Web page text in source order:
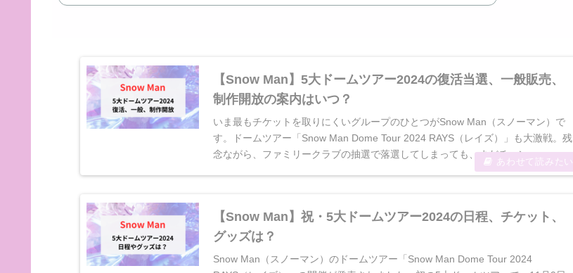
【Snow Man】5大ドームツアー2024の復活当選、一般販売、
制作開放の案内はいつ？
いま最もチケットを取りにくいグループのひとつがSnow Man（スノーマン）で
す。ドームツアー「Snow Man Dome Tour 2024 RAYS（レイズ）」も大激戦。残
念ながら、ファミリークラブの抽選で落選してしまっても、まだチャン...
【Snow Man】祝・5大ドームツアー2024の日程、チケット、
グッズは？
Snow Man（スノーマン）のドームツアー「Snow Man Dome Tour 2024